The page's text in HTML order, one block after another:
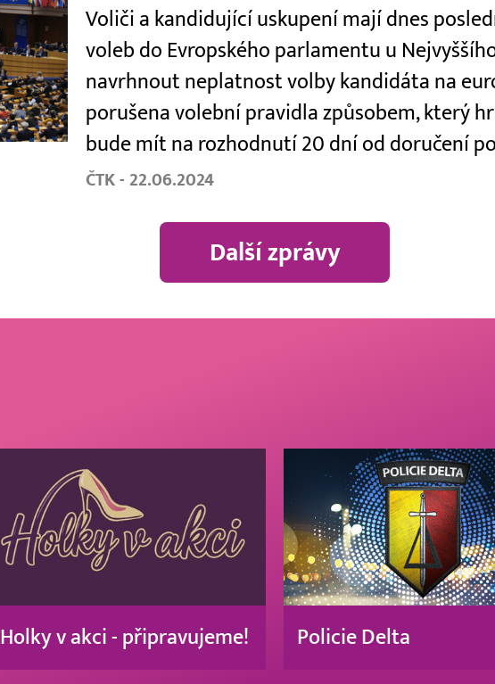
Voliči a kandidující uskupení mají dnes
voleb do Evropského parlamentu u
navrhnout neplatnost volby kandidáta na
porušena volební pravidla způsobem, který
bude mít na rozhodnutí 20 dní od doručení
ČTK - 22.06.2024
Další zprávy
Holky v akci - připravujeme! Policie Delta